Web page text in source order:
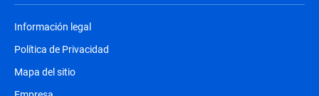
Información legal
Política de Privacidad
Mapa del sitio